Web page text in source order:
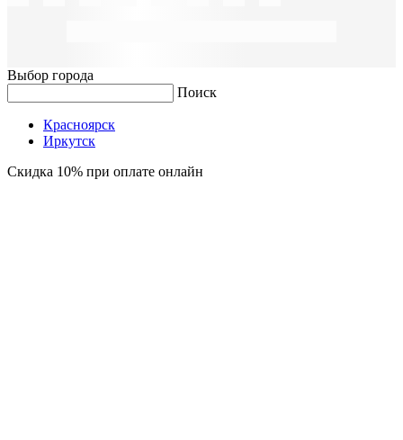
Выбор города
Поиск
Красноярск
Иркутск
Скидка 10% при оплате онлайн